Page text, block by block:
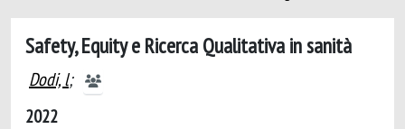
Safety, Equity e Ricerca Qualitativa in sanità
Dodi, l;
2022